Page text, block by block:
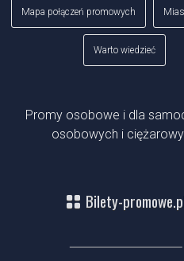
Mapa połączeń promowych
Warto wiedzieć
Promy osobowe i dla
osobowych i
Bilety-